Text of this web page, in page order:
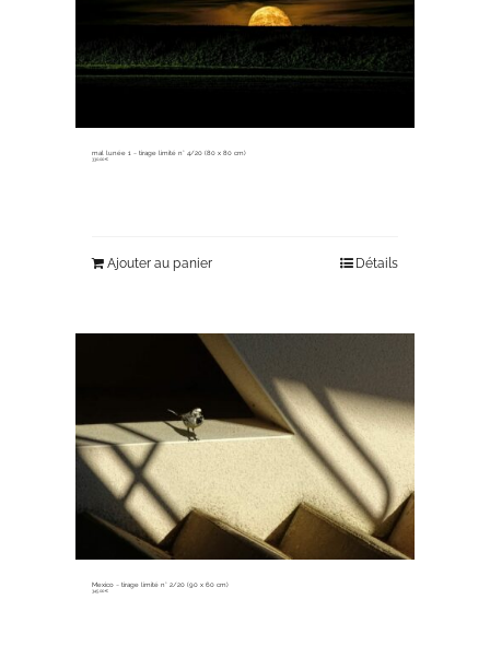
mal lunée 1 ~ tirage limité n° 4/20 (80 x 80 cm)
330,00€
Ajouter au panier Détails
Mexico ~ tirage limité n° 2/20 (90 x 60 cm)
345,00€